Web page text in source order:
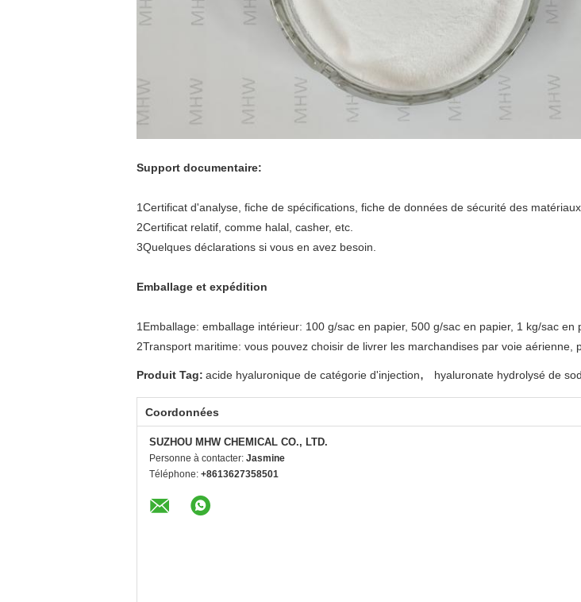
Support documentaire:
1Certificat d'analyse, fiche de spécifications, fiche de données de sécurité des
2Certificat relatif, comme halal, casher, etc.
3Quelques déclarations si vous en avez besoin.
Emballage et expédition
1Emballage: emballage intérieur: 100 g/sac en papier, 500 g/sac en papier, 1 kg/sac
2Transport maritime: vous pouvez choisir de livrer les marchandises par voie aérienne,
Produit Tag: acide hyaluronique de catégorie d'injection, hyaluronate hydrolysé de
Coordonnées
SUZHOU MHW CHEMICAL CO., LTD.
Personne à contacter: Jasmine
Téléphone: +8613627358501